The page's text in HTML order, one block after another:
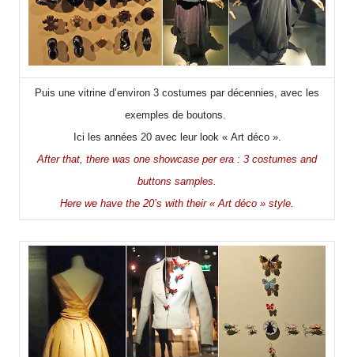
Puis une vitrine d’environ 3 costumes par décennies, avec les
exemples de boutons.
Ici les années 20 avec leur look « Art déco ».
After that, there was one showcase per era : 3 costumes and
buttons samples.
Here we have the 20’s with their « Art déco » style.